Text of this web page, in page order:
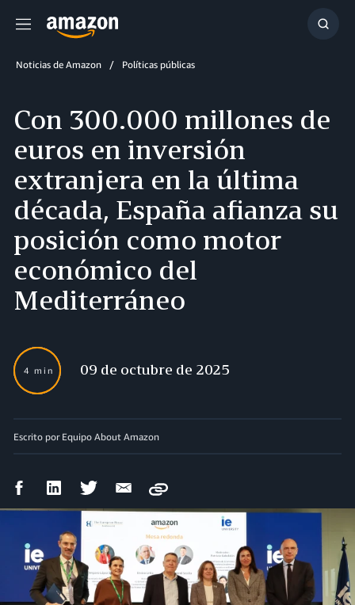
Menú
Noticias de Amazon Políticas públicas
Con 300.000 millones de
euros en inversión
extranjera en la última
década, España afianza su
posición como motor
económico del
Mediterráneo
4 min 09 de octubre de 2025
Escrito por Equipo About Amazon
CompartirCompartir
LinkedIn
Compartir
Twitter
Compartir
correo
electrónico
Copy